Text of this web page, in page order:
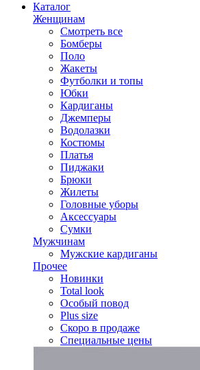
Каталог
Женщинам
Смотреть все
Бомберы
Поло
Жакеты
Футболки и топы
Юбки
Кардиганы
Джемперы
Водолазки
Костюмы
Платья
Пиджаки
Брюки
Жилеты
Головные уборы
Аксессуары
Сумки
Мужчинам
Мужские кардиганы
Прочее
Новинки
Total look
Особый повод
Plus size
Скоро в продаже
Специальные цены